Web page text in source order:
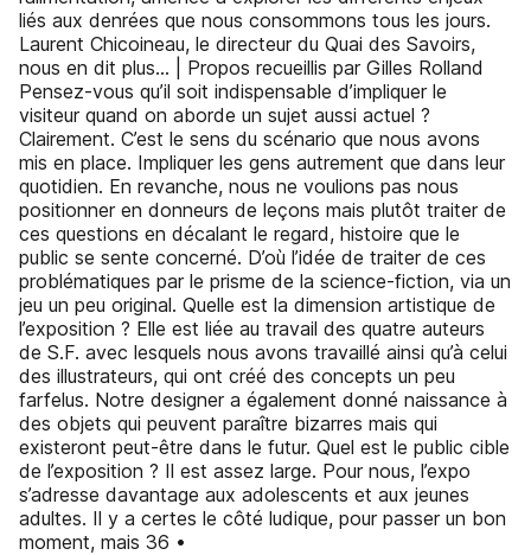
liés aux denrées que nous consommons tous les jours.
Laurent Chicoineau, le directeur du Quai des Savoirs,
nous en dit plus... | Propos recueillis par Gilles Rolland
Pensez-vous qu’il soit indispensable d’impliquer le
visiteur quand on aborde un sujet aussi actuel ?
Clairement. C’est le sens du scénario que nous avons
mis en place. Impliquer les gens autrement que dans leur
quotidien. En revanche, nous ne voulions pas nous
positionner en donneurs de leçons mais plutôt traiter de
ces questions en décalant le regard, histoire que le
public se sente concerné. D’où l’idée de traiter de ces
problématiques par le prisme de la science-fiction, via un
jeu un peu original. Quelle est la dimension artistique de
l’exposition ? Elle est liée au travail des quatre auteurs
de S.F. avec lesquels nous avons travaillé ainsi qu’à celui
des illustrateurs, qui ont créé des concepts un peu
farfelus. Notre designer a également donné naissance à
des objets qui peuvent paraître bizarres mais qui
existeront peut-être dans le futur. Quel est le public cible
de l’exposition ? Il est assez large. Pour nous, l’expo
s’adresse davantage aux adolescents et aux jeunes
adultes. Il y a certes le côté ludique, pour passer un bon
moment, mais 36 •